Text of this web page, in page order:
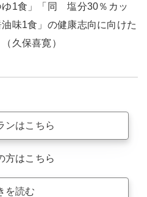
1食」「同 塩分30％カッ
味1食」の健康志向に向けた
久保喜寛）
ンはこちら
方はこちら
を読む